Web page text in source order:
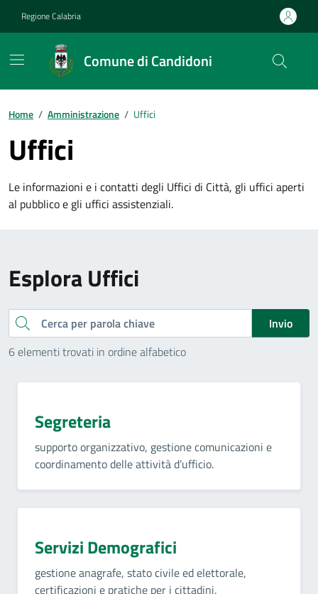
Regione Calabria
Comune di Candidoni
Home / Amministrazione / Uffici
Uffici
Le informazioni e i contatti degli Uffici di Città, gli uffici aperti
al pubblico e gli uffici assistenziali.
Esplora Uffici
Cerca
Invio
6 elementi trovati in ordine alfabetico
Segreteria
supporto organizzativo, gestione comunicazioni e
coordinamento delle attività d’ufficio.
Servizi Demografici
gestione anagrafe, stato civile ed elettorale,
certificazioni e pratiche per i cittadini.